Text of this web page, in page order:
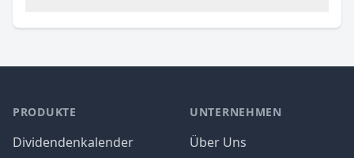
PRODUKTE
Dividendenkalender
UNTERNEHMEN
Über Uns